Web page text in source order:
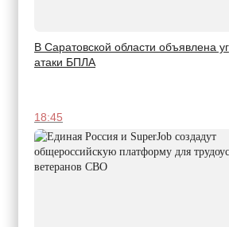
В Саратовской области объявлена
атаки БПЛА
18:45